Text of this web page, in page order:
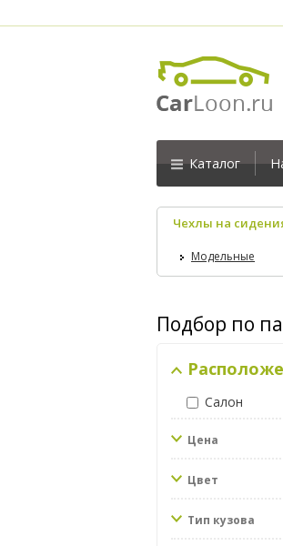
Каталог
Чехлы на
Модельные
Подбор по
Салон
Цена
Цвет
Тип кузова